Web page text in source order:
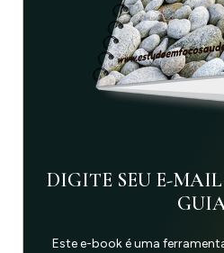
DIGITE SEU E-
Este e-book é uma